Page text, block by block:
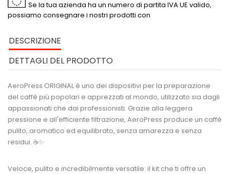
Se la tua azienda ha un numero di partita IVA UE valido,
possiamo consegnare i nostri prodotti con
DESCRIZIONE
DETTAGLI DEL PRODOTTO
AeroPress ORIGINALè uno dei dispositivi per la preparazione
del caffè più popolari e apprezzati al mondo, utilizzato sia dagli
appassionati che dai professionisti. Grazie alla leggera
pressione e all'efficiente filtrazione, AeroPress produce un caffè
pulito, aromatico ed equilibrato, senza amarezza e senza
residui. ☕✨
Veloce, pulito e incredibilmente versatile: il kit che ti offre un